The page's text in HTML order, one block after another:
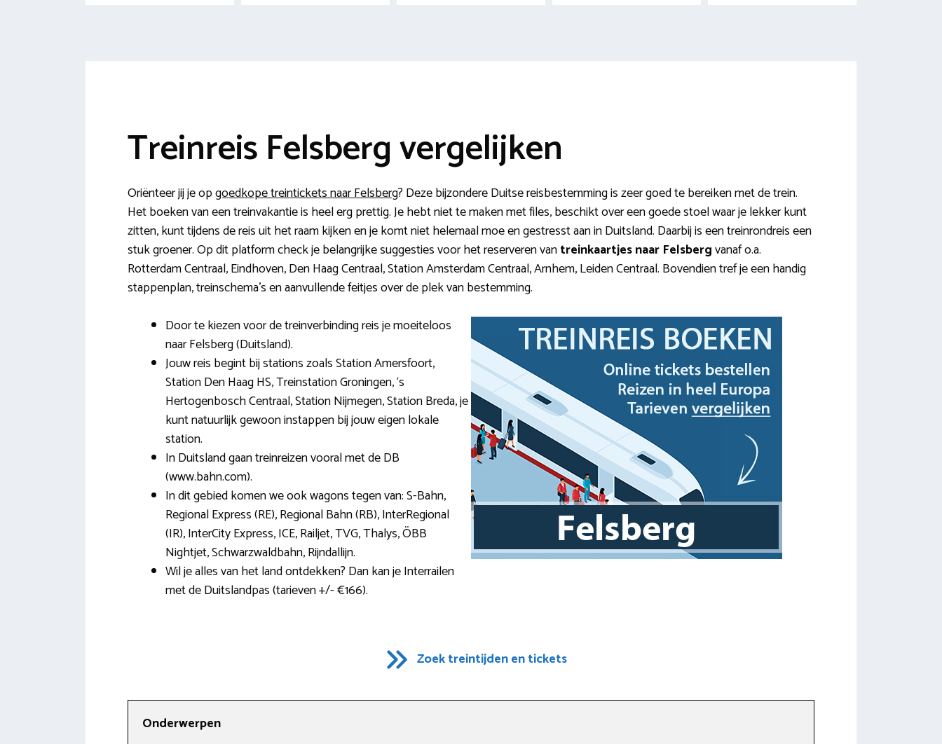
Treinreis Felsberg vergelijken
Oriënteer jij je opgoedkope treintickets naar Felsberg? Deze bijzondere Duitse reisbestemming is zeer goed te bereiken met de trein.
Het boeken van een treinvakantie is heel erg prettig. Je hebt niet te maken met files, beschikt over een goede stoel waar je lekker kunt
zitten, kunt tijdens de reis uit het raam kijken en je komt niet helemaal moe en gestresst aan in Duitsland. Daarbij is een treinrondreis een
stuk groener. Op dit platform check je belangrijke suggesties voor het reserveren vantreinkaartjes naar Felsbergvanaf o.a.
Rotterdam Centraal, Eindhoven, Den Haag Centraal, Station Amsterdam Centraal, Arnhem, Leiden Centraal. Bovendien tref je een handig
stappenplan, treinschema’s en aanvullende feitjes over de plek van bestemming.
Door te kiezen voor de treinverbinding reis je moeiteloos
naar Felsberg (Duitsland).
Jouw reis begint bij stations zoals Station Amersfoort,
Station Den Haag HS, Treinstation Groningen, ‘s
Hertogenbosch Centraal, Station Nijmegen, Station Breda, je
kunt natuurlijk gewoon instappen bij jouw eigen lokale
station.
In Duitsland gaan treinreizen vooral met de DB
(www.bahn.com).
In dit gebied komen we ook wagons tegen van: S-Bahn,
Regional Express (RE), Regional Bahn (RB), InterRegional
(IR), InterCity Express, ICE, Railjet, TVG, Thalys, ÖBB
Nightjet, Schwarzwaldbahn, Rijndallijn.
Wil je alles van het land ontdekken? Dan kan je Interrailen
met de Duitslandpas (tarieven +/- €166).
Zoek treintijden en tickets
Onderwerpen